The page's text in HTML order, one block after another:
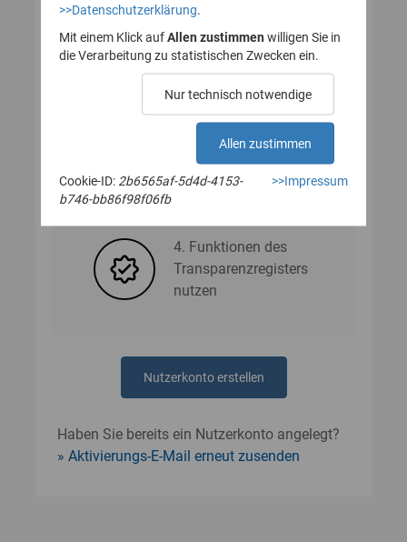
1. Nutzerkonto erstellen
des Nutzerkontos
bestätigen
3. Nutzerdaten angeben
4. Funktionen des
Transparenzregisters
nutzen
Nutzerkonto erstellen
Haben Sie bereits ein Nutzerkonto angelegt?
Aktivierungs-E-Mail erneut zusenden
>>Datenschutzerklärung
Mit einem Klick auf Allen zustimmen willigen Sie in
die Verarbeitung zu statistischen Zwecken ein.
Nur technisch notwendige
Allen zustimmen
Cookie-ID: 2b6565af-5d4d-4153-
b746-bb86f98f06fb
>>Impressum